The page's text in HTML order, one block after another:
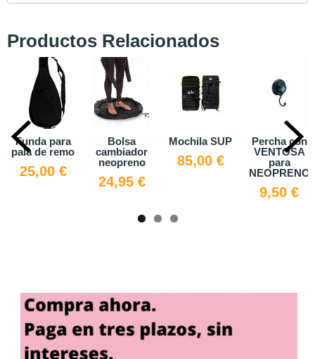
Productos Relacionados
Bolsa
€
Mochila SUP
85,00 €
Percha con
para
QUILLAS
FANATIC
STRYLE
MASTER
79,00 €